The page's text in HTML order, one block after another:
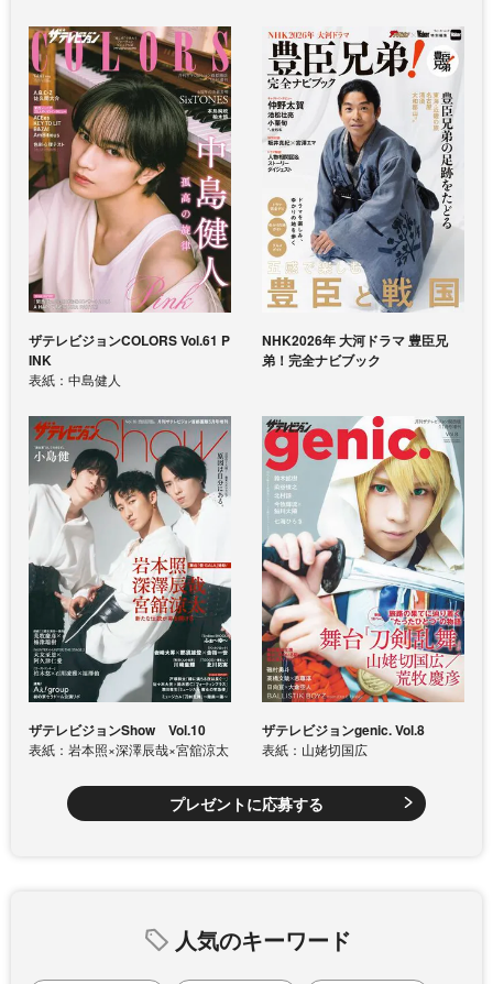
ザテレビジョンCOLORS Vol.61 P
INK
表紙：中島健人
NHK2026年 大河ドラマ 豊臣兄
弟！完全ナビブック
ザテレビジョンShow Vol.10
表紙：岩本照×深澤辰哉×宮舘涼太
ザテレビジョンgenic. Vol.8
表紙：山姥切国広
プレゼントに応募する
人気のキーワード